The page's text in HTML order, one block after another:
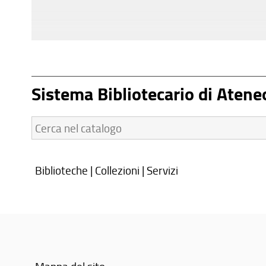
Sistema Bibliotecario di
Cerca
nel
Biblioteche | Collezioni | Servizi